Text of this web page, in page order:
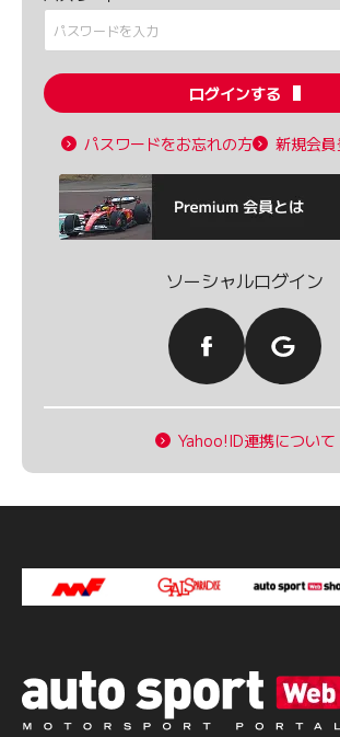
ログインする
パスワードをお忘れの方 新規会
ソーシャルログイン
Yahoo!ID連携について